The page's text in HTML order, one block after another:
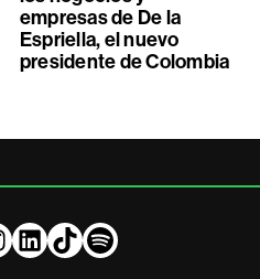
empresas de De la
Espriella, el nuevo
presidente de Colombia